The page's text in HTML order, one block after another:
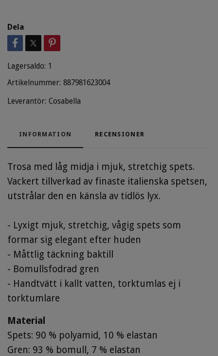
Dela
Lagersaldo: 1
Artikelnummer: 887981623004
Leverantör: Cosabella
INFORMATION RECENSIONER
Trosa med låg midja i mjuk, stretchig spets.
Vackert tillverkad av finaste italienska spetsen,
utstrålar den en känsla av tidlös lyx.
- Lyxigt mjuk, stretchig, vågig spets som
formar sig elegant efter huden
- Måttlig täckning baktill
- Bomullsfodrad gren
- Handtvätt i kallt vatten, torktumlas ej i
torktumlare
Material
Spets: 90 % polyamid, 10 % elastan
Gren: 93 % bomull, 7 % elastan